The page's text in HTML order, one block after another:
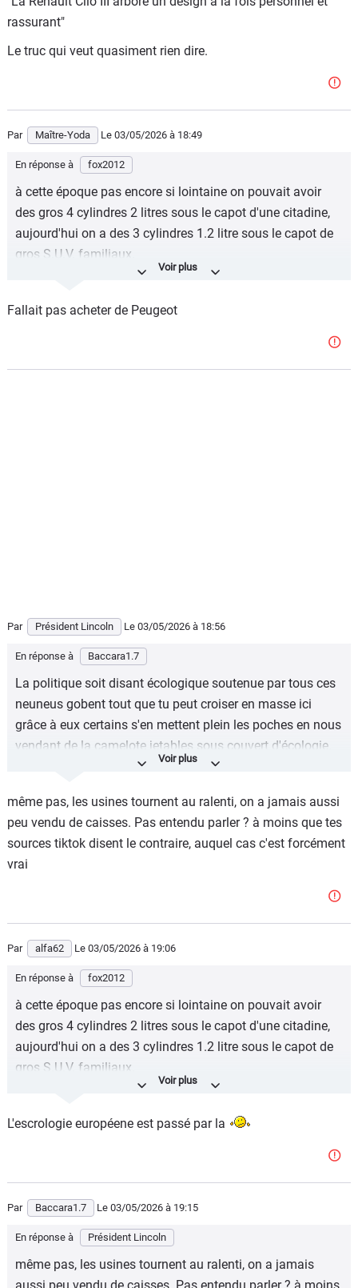
rassurant"
Le truc qui veut quasiment rien dire.
Par Maître-Yoda Le 03/05/2026 à 18:49
En réponse à fox2012
à cette époque pas encore si lointaine on pouvait avoir
des gros 4 cylindres 2 litres sous le capot d'une citadine,
aujourd'hui on a des 3 cylindres 1.2 litre sous le capot de
gros S.U.V. familiaux.
TEMPS ?????
Fallait pas acheter de Peugeot
Par Président Lincoln Le 03/05/2026 à 18:56
En réponse à Baccara1.7
La politique soit disant écologique soutenue par tous ces
neuneus gobent tout que tu peut croiser en masse ici
grâce à eux certains s'en mettent plein les poches en nous
vendant de la camelote jetables sous couvert d'écologie.
même pas, les usines tournent au ralenti, on a jamais aussi
peu vendu de caisses. Pas entendu parler ? à moins que tes
sources tiktok disent le contraire, auquel cas c'est forcément
vrai
Par alfa62 Le 03/05/2026 à 19:06
En réponse à fox2012
à cette époque pas encore si lointaine on pouvait avoir
des gros 4 cylindres 2 litres sous le capot d'une citadine,
aujourd'hui on a des 3 cylindres 1.2 litre sous le capot de
gros S.U.V. familiaux.
TEMPS ?????
L'escrologie européene est passé par la
Par Baccara1.7 Le 03/05/2026 à 19:15
En réponse à Président Lincoln
même pas, les usines tournent au ralenti, on a jamais